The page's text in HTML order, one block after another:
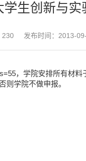
生创新与
230 发布时间：2013-
，学院安排所有材料
则学院不做申报。